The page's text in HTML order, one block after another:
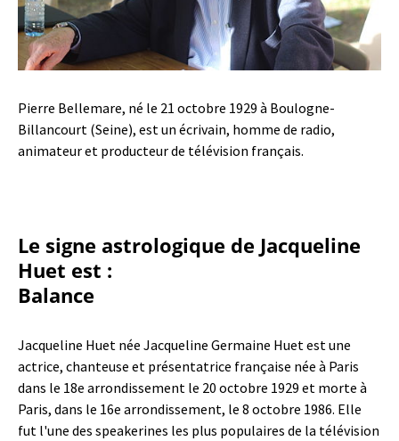
Pierre Bellemare, né le 21 octobre 1929 à Boulogne-
Billancourt (Seine), est un écrivain, homme de radio,
animateur et producteur de télévision français.
Le signe astrologique de Jacqueline
Huet est :
Balance
Jacqueline Huet née Jacqueline Germaine Huet est une
actrice, chanteuse et présentatrice française née à Paris
dans le 18e arrondissement le 20 octobre 1929 et morte à
Paris, dans le 16e arrondissement, le 8 octobre 1986. Elle
fut l'une des speakerines les plus populaires de la télévision